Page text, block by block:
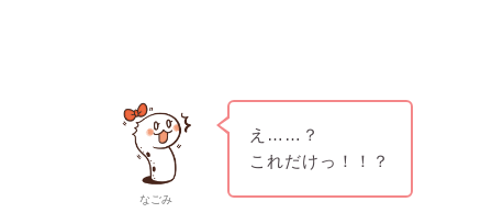
なごみ
え……？
これだけっ！！？